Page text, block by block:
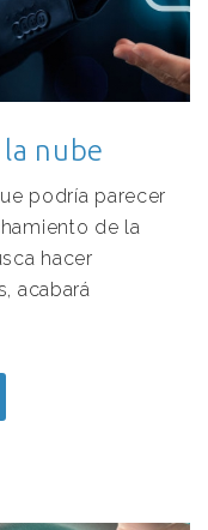
nube
podría parecer
de la
hacer
acabará